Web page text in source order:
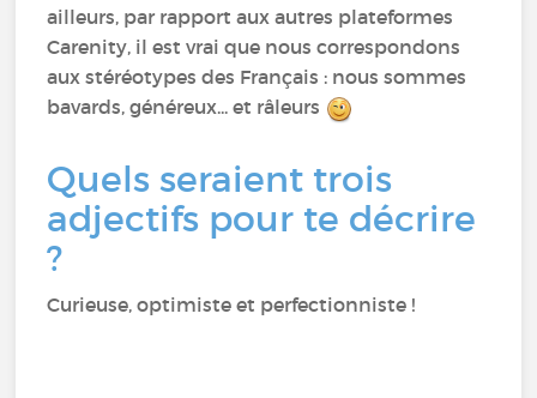
ailleurs, par rapport aux autres plateformes
Carenity, il est vrai que nous correspondons
aux stéréotypes des Français : nous sommes
bavards, généreux... et râleurs
Quels seraient trois
adjectifs pour te décrire
?
Curieuse, optimiste et perfectionniste !